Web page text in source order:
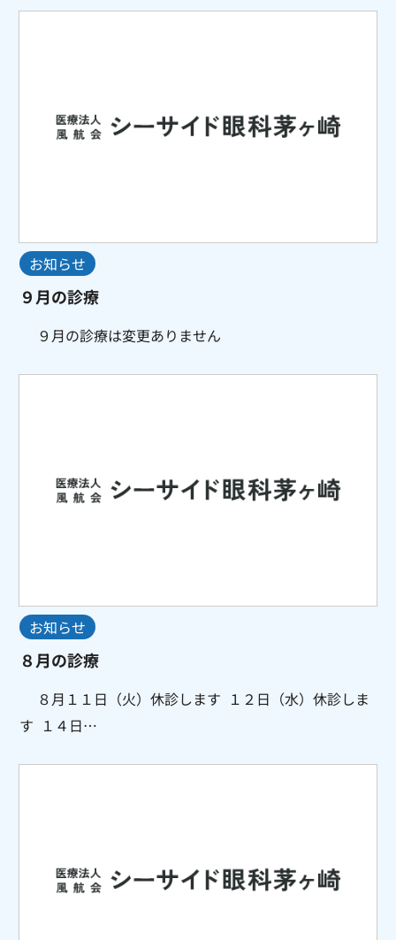
お知らせ
９月の診療
９月の診療は変更ありません
お知らせ
８月の診療
８月１１日（火）休診します １２日（水）休診しま
す １４日…